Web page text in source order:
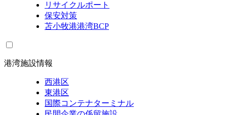
リサイクルポート
保安対策
苫小牧港港湾BCP
港湾施設情報
西港区
東港区
国際コンテナターミナル